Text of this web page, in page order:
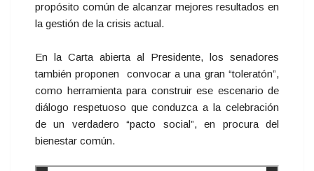
propósito común de alcanzar mejores resultados en
la gestión de la crisis actual.
En la Carta abierta al Presidente, los senadores
también proponen convocar a una gran “toleratón”,
como herramienta para construir ese escenario de
diálogo respetuoso que conduzca a la celebración
de un verdadero “pacto social”, en procura del
bienestar común.